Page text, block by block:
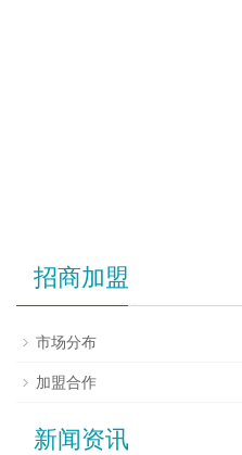
招商加盟
市场分布
加盟合作
新闻资讯